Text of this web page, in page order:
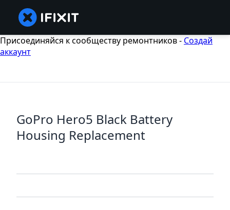
Присоединяйся к сообществу ремонтников - Создай
аккаунт
GoPro Hero5 Black Battery
Housing Replacement